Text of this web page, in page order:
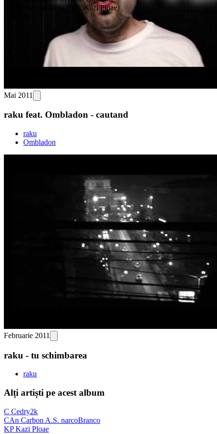
Titlu de Piesa (feat. Kazi Ploae)
Mai 2011
raku feat. Ombladon - cautand
raku
Ombladon
Februarie 2011
raku - tu schimbarea
raku
Alți artiști pe acest album
C Cedry2k
CAn Carbon A.S. narcoBranco
KPKazi Ploae